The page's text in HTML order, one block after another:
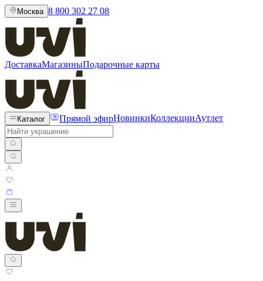
Москва 8 800 302 27 08
ДоставкаМагазиныПодарочные карты
Каталог Прямой эфирНовинкиКоллекцииАутлет